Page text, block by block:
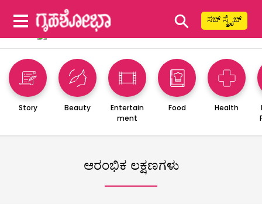
⚲ ಸಬ್ ಸ್ಕ್ರೈಬ್
Story Beauty
Entertain
ment
Food Health
ಆರಂಭಿಕ ಲಕ್ಷಣಗಳು